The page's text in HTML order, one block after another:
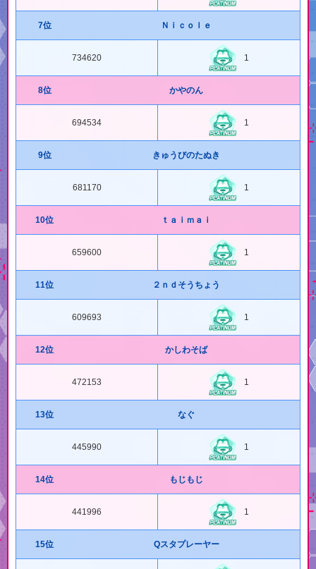
7位 Ｎｉｃｏｌｅ
734620 1
8位 かやのん
694534 1
9位 きゅうびのたぬき
681170 1
10位 ｔａｉｍａｉ
659600 1
11位 ２ｎｄそうちょう
609693 1
12位 かしわそば
472153 1
13位 なぐ
445990 1
14位 もじもじ
441996 1
15位 Qスタプレーヤー